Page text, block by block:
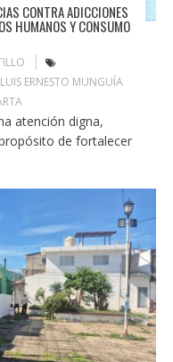
CONTRA ADICCIONES
HUMANOS Y CONSUMO
LUIS ERNESTO MUNGUÍA
atención digna,
de fortalecer